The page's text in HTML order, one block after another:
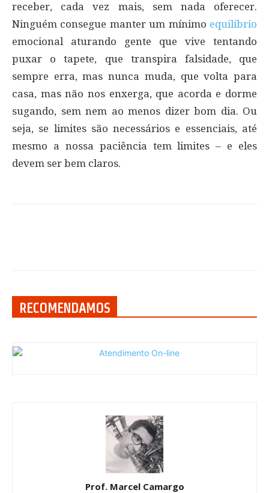
receber, cada vez mais, sem nada oferecer.
Ninguém consegue manter um mínimo equilíbrio
emocional aturando gente que vive tentando
puxar o tapete, que transpira falsidade, que
sempre erra, mas nunca muda, que volta para
casa, mas não nos enxerga, que acorda e dorme
sugando, sem nem ao menos dizer bom dia. Ou
seja, se limites são necessários e essenciais, até
mesmo a nossa paciência tem limites – e eles
devem ser bem claros.
RECOMENDAMOS
Prof. Marcel Camargo